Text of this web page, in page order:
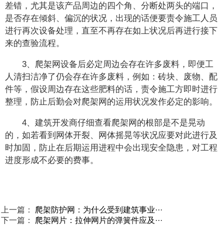
差错，尤其是该产品周边的四个角、分断处两头的端口，
是否存在倾斜、偏沉的状况，出现的话便要责令施工人员
进行再次设备处理，直至不再存在如上状况后再进行接下
来的查验流程。
3、爬架网设备后必定周边会存在许多废料，即便工
人清扫洁净了仍会存在许多废料，例如：砖块、废物、配
件等，假设周边存在这些肥料的话，责令施工方即时进行
整理，防止后勤会对爬架网的运用状况发作必定的影响。
4、建筑开发商仔细查看爬架网的根部是不是晃动
的，如若看到网体开裂、网体摇晃等状况应要对此进行及
时加固，防止在后期运用进程中会出现安全隐患，对工程
进度形成不必要的费事。
上一篇： 爬架防护网：为什么受到建筑事业···
下一篇： 爬架网片：拉伸网片的弹簧件应及···